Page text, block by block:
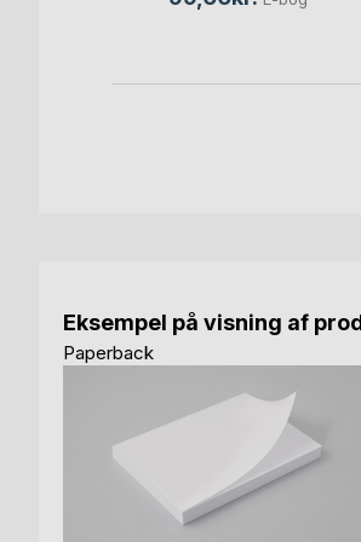
Eksempel på visning af
Paperback